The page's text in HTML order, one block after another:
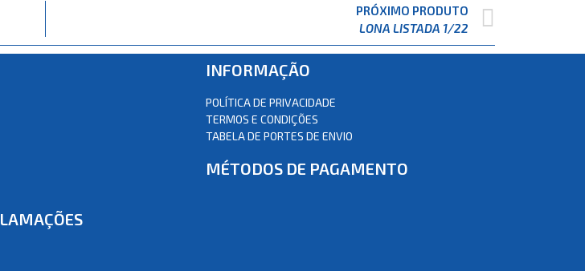
PRÓXIMO PRODUTO
LONA LISTADA 1/22
INFORMAÇÃO
POLÍTICA DE PRIVACIDADE
TERMOS E CONDIÇÕES
TABELA DE PORTES DE ENVIO
MÉTODOS DE PAGAMENTO